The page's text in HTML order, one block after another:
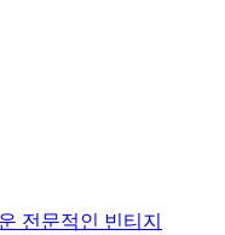
전문적인 빈티지